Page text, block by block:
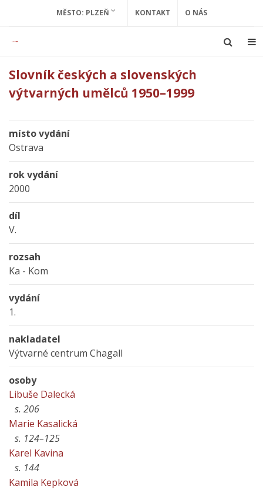
MĚSTO: PLZEŇ KONTAKT O NÁS
Slovník českých a slovenských
výtvarných umělců 1950–1999
místo vydání
Ostrava
rok vydání
2000
díl
V.
rozsah
Ka - Kom
vydání
1.
nakladatel
Výtvarné centrum Chagall
osoby
Libuše Dalecká
s. 206
Marie Kasalická
s. 124–125
Karel Kavina
s. 144
Kamila Kepková